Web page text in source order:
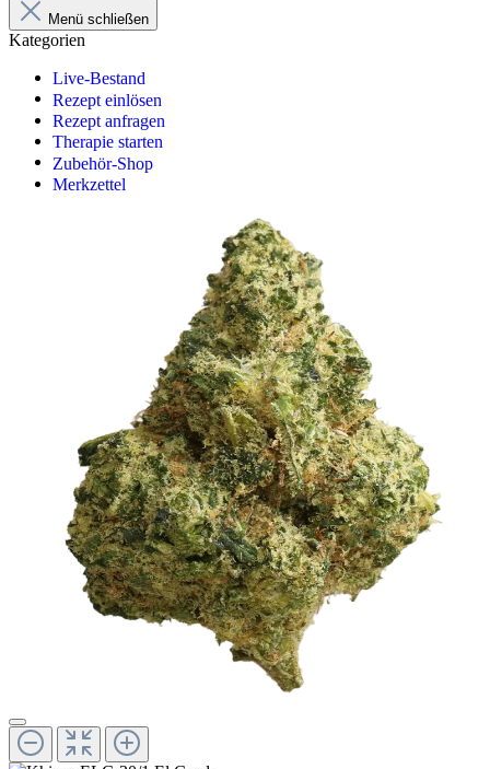
Menü schließen
Kategorien
Live-Bestand
Rezept einlösen
Rezept anfragen
Therapie starten
Zubehör-Shop
Merkzettel